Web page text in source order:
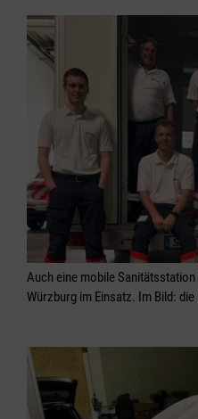
Auch eine mobile
Würzburg im Einsatz. Im Bild: